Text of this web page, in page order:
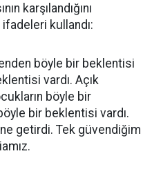
karşılandığını
kullandı:
böyle bir beklentisi
vardı. Açık
böyle bir
bir beklentisi vardı.
getirdi. Tek güvendiğim